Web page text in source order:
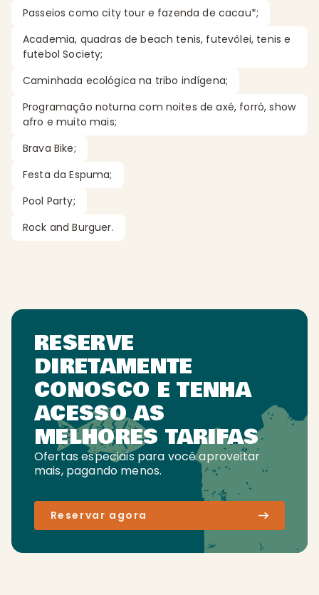
Passeios como city tour e fazenda de cacau*;
Academia, quadras de beach tenis, futevôlei, tenis e
futebol Society;
Caminhada ecológica na tribo indígena;
Programação noturna com noites de axé, forró, show
afro e muito mais;
Brava Bike;
Festa da Espuma;
Pool Party;
Rock and Burguer.
RESERVE
DIRETAMENTE
CONOSCO E TENHA
ACESSO AS
MELHORES TARIFAS
Ofertas especiais para você aproveitar
mais, pagando menos.
Reservar agora